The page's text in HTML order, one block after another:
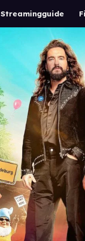
Streamingguide